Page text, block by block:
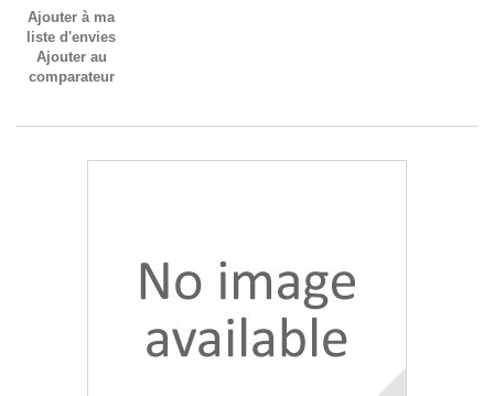
Ajouter à ma
liste d'envies
Ajouter au
comparateur